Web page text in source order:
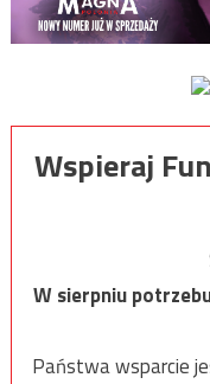
Wspieraj
W sierpniu
Państwa wsparcie